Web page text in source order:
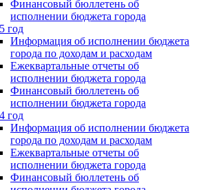
Финансовый бюллетень об
исполнении бюджета города
год
Информация об исполнении бюджета
города по доходам и расходам
Ежеквартальные отчеты об
исполнении бюджета города
Финансовый бюллетень об
исполнении бюджета города
год
Информация об исполнении бюджета
города по доходам и расходам
Ежеквартальные отчеты об
исполнении бюджета города
Финансовый бюллетень об